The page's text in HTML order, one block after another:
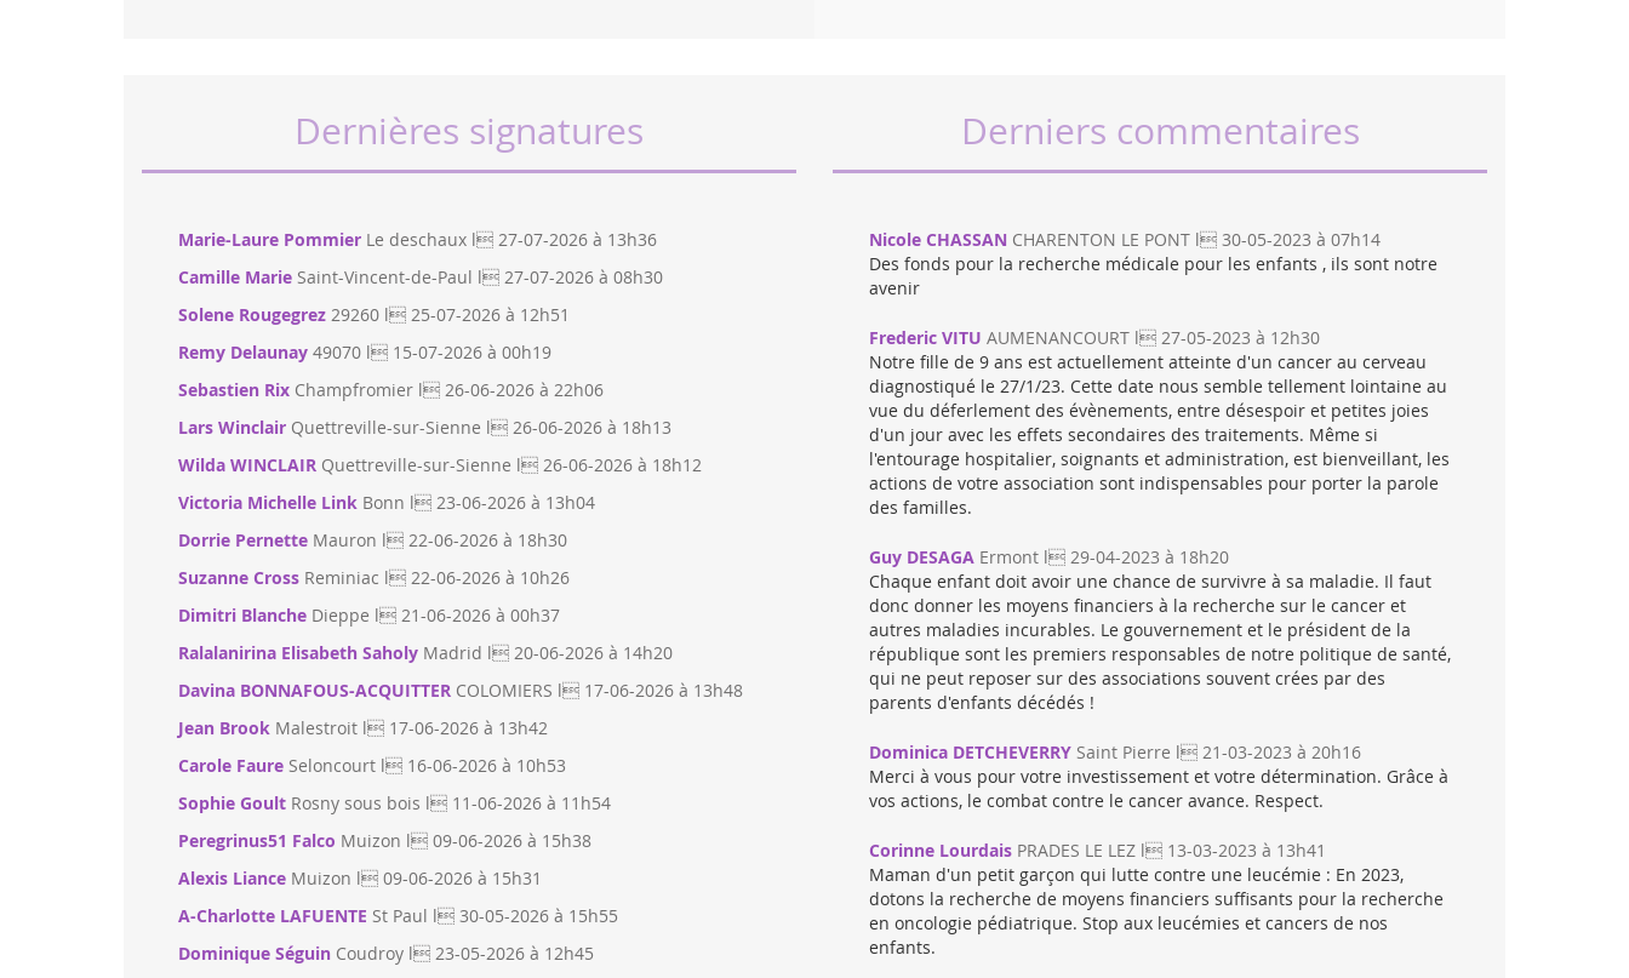
Dernières signatures
Marie-Laure Pommier Le deschaux l 27-07-2026 à 13h36
Camille Marie Saint-Vincent-de-Paul l 27-07-2026 à 08h30
Solene Rougegrez 29260 l 25-07-2026 à 12h51
Remy Delaunay 49070 l 15-07-2026 à 00h19
Sebastien Rix Champfromier l 26-06-2026 à 22h06
Lars Winclair Quettreville-sur-Sienne l 26-06-2026 à 18h13
Wilda WINCLAIR Quettreville-sur-Sienne l 26-06-2026 à 18h12
Victoria Michelle Link Bonn l 23-06-2026 à 13h04
Dorrie Pernette Mauron l 22-06-2026 à 18h30
Suzanne Cross Reminiac l 22-06-2026 à 10h26
Dimitri Blanche Dieppe l 21-06-2026 à 00h37
Ralalanirina Elisabeth Saholy Madrid l 20-06-2026 à 14h20
Davina BONNAFOUS-ACQUITTER COLOMIERS l 17-06-2026 à 13h48
Jean Brook Malestroit l 17-06-2026 à 13h42
Carole Faure Seloncourt l 16-06-2026 à 10h53
Sophie Goult Rosny sous bois l 11-06-2026 à 11h54
Peregrinus51 Falco Muizon l 09-06-2026 à 15h38
Alexis Liance Muizon l 09-06-2026 à 15h31
A-Charlotte LAFUENTE St Paul l 30-05-2026 à 15h55
Dominique Séguin Coudroy l 23-05-2026 à 12h45
Derniers commentaires
Nicole CHASSAN CHARENTON LE PONT l 30-05-2023 à 07h14
Des fonds pour la recherche médicale pour les enfants , ils sont notre
avenir
Frederic VITU AUMENANCOURT l 27-05-2023 à 12h30
Notre fille de 9 ans est actuellement atteinte d'un cancer au cerveau
diagnostiqué le 27/1/23. Cette date nous semble tellement lointaine au
vue du déferlement des évènements, entre désespoir et petites joies
d'un jour avec les effets secondaires des traitements. Même si
l'entourage hospitalier, soignants et administration, est bienveillant, les
actions de votre association sont indispensables pour porter la parole
des familles.
Guy DESAGA Ermont l 29-04-2023 à 18h20
Chaque enfant doit avoir une chance de survivre à sa maladie. Il faut
donc donner les moyens financiers à la recherche sur le cancer et
autres maladies incurables. Le gouvernement et le président de la
république sont les premiers responsables de notre politique de santé,
qui ne peut reposer sur des associations souvent crées par des
parents d'enfants décédés !
Dominica DETCHEVERRY Saint Pierre l 21-03-2023 à 20h16
Merci à vous pour votre investissement et votre détermination. Grâce à
vos actions, le combat contre le cancer avance. Respect.
Corinne Lourdais PRADES LE LEZ l 13-03-2023 à 13h41
Maman d'un petit garçon qui lutte contre une leucémie : En 2023,
dotons la recherche de moyens financiers suffisants pour la recherche
en oncologie pédiatrique. Stop aux leucémies et cancers de nos
enfants.